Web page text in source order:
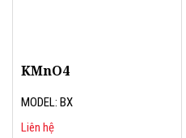
KMnO4
MODEL: BX
Liên hệ